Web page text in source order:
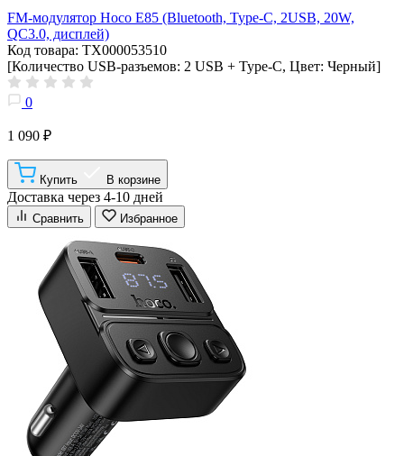
FM-модулятор Hoco E85 (Bluetooth, Type-C, 2USB, 20W,
QC3.0, дисплей)
Код товара: ТХ000053510
[Количество USB-разъемов: 2 USB + Type-C, Цвет: Черный]
0
1 090 ₽
Купить В корзине
Доставка через 4-10 дней
Сравнить Избранное